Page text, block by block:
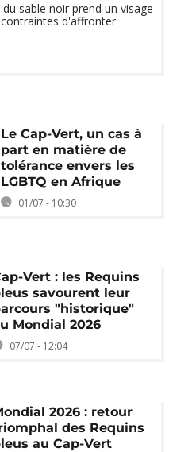
sable noir prend un visage
d'affronter
Le Cap-Vert, un cas à
part en matière de
tolérance envers les
LGBTQ en Afrique
01/07 - 10:30
Vert : les Requins
savourent leur
"historique"
Mondial 2026
07/07 - 12:04
2026 : retour
des Requins
au Cap-Vert